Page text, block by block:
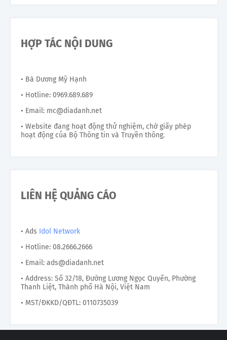
HỢP TÁC NỘI DUNG
• Bà Dương Mỹ Hạnh
• Hotline: 0969.689.689
• Email: mc@diadanh.net
• Website đang hoạt động thử nghiệm, chờ giấy phép
hoạt động của Bộ Thông tin và Truyền thông.
LIÊN HỆ QUẢNG CÁO
• Ads Idol Network
• Hotline: 08.2666.2666
• Email: ads@diadanh.net
• Address: Số 32/18, Đường Lương Ngọc Quyến, Phường
Thanh Liệt, Thành phố Hà Nội, Việt Nam
• MST/ĐKKD/QĐTL: 0110735039